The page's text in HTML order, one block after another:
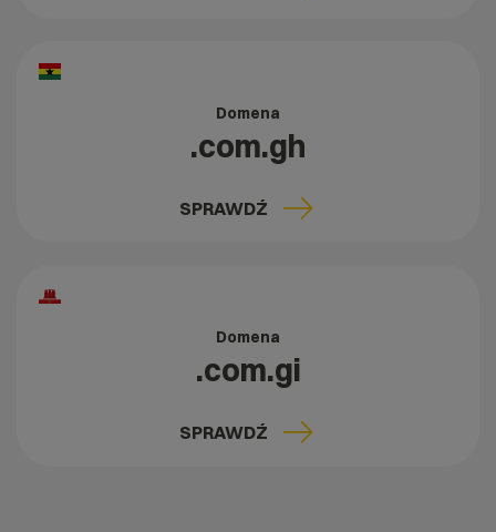
Domena
.com.gh
SPRAWDŹ
Domena
.com.gi
SPRAWDŹ